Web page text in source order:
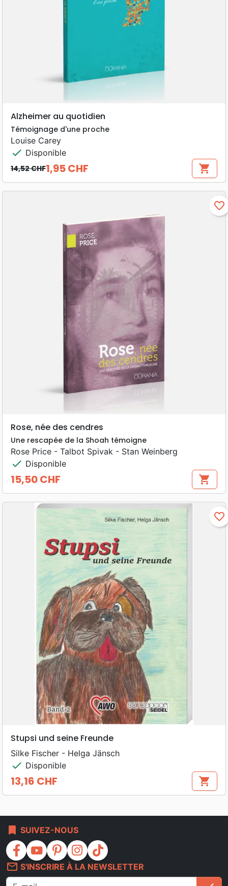
Alzheimer au quotidien
Témoignage d'une proche
Louise Carey
check Disponible
Prix de base
14,52 CHF
Prix 1,95 CHF shopping_cart
favorite_border
Rose, née des cendres
Une rescapée de la Shoah témoigne
Rose Price - Talbot Spivak - Stan Weinberg
check Disponible
Prix
15,50 CHF shopping_cart
favorite_border
Stupsi und seine Freunde
Silke Fischer - Helga Jänsch
check Disponible
Prix
13,16 CHF shopping_cart
bookmark SUIVEZ-NOUS
facebook youtube pinterest instagram
tiktok
mail_outline S'INSCRIRE À LA NEWSLETTER